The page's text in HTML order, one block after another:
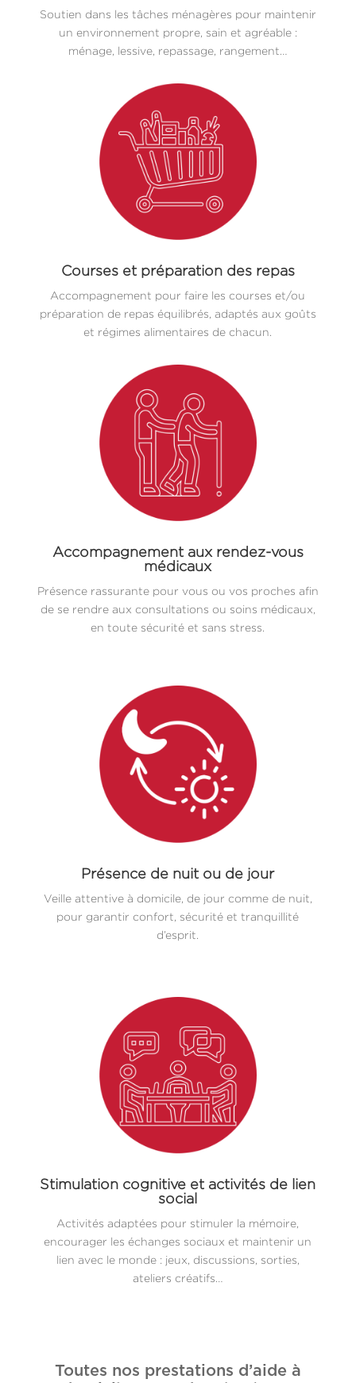
Soutien dans les tâches ménagères pour maintenir
un environnement propre, sain et agréable :
ménage, lessive, repassage, rangement…
Courses et préparation des repas
Accompagnement pour faire les courses et/ou
préparation de repas équilibrés, adaptés aux goûts
et régimes alimentaires de chacun.
Accompagnement aux rendez-vous
médicaux
Présence rassurante pour vous ou vos proches afin
de se rendre aux consultations ou soins médicaux,
en toute sécurité et sans stress.
Présence de nuit ou de jour
Veille attentive à domicile, de jour comme de nuit,
pour garantir confort, sécurité et tranquillité
d’esprit.
Stimulation cognitive et activités de lien
social
Activités adaptées pour stimuler la mémoire,
encourager les échanges sociaux et maintenir un
lien avec le monde : jeux, discussions, sorties,
ateliers créatifs…
Toutes nos prestations d’aide à